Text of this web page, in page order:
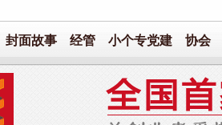
封面故事 经管 小个专党建 协会